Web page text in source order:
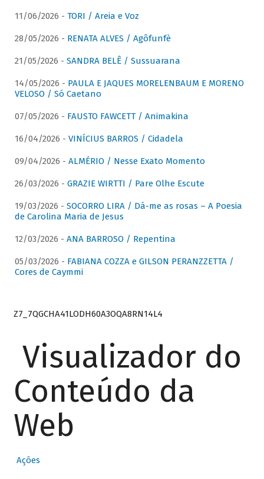
11/06/2026 - TORI / Areia e Voz
28/05/2026 - RENATA ALVES / Agôfunfè
21/05/2026 - SANDRA BELÊ / Sussuarana
14/05/2026 - PAULA E JAQUES MORELENBAUM E MORENO
VELOSO / Só Caetano
07/05/2026 - FAUSTO FAWCETT / Animakina
16/04/2026 - VINÍCIUS BARROS / Cidadela
09/04/2026 - ALMÉRIO / Nesse Exato Momento
26/03/2026 - GRAZIE WIRTTI / Pare Olhe Escute
19/03/2026 - SOCORRO LIRA / Dá-me as rosas – A Poesia
de Carolina Maria de Jesus
12/03/2026 - ANA BARROSO / Repentina
05/03/2026 - FABIANA COZZA e GILSON PERANZZETTA /
Cores de Caymmi
Z7_7QGCHA41LODH60A3OQA8RN14L4
Visualizador do
Conteúdo da
Web
Ações